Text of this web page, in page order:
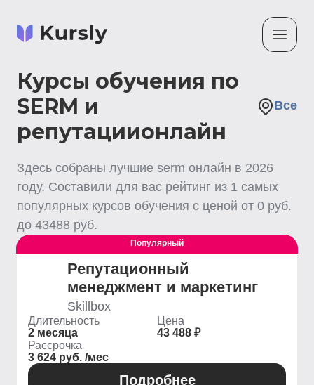
Курсы обучения по
SERM и
репутациионлайн
Все
Здесь собраны лучшие serm онлайн в 2026
году. Составили для вас рейтинг из 1 самых
популярных курсов обучения с ценой от 0 руб.
до 43488 руб.
Выгодный
Популярный
Репутационный
менеджмент и маркетинг
Skillbox
Длительность
2 месяца
Цена
43 488 ₽
Рассрочка
3 624 руб. /мес
Подробнее